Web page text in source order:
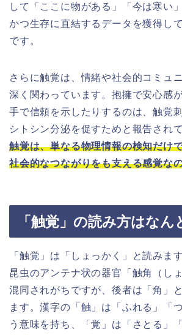
して「ここに物がある」「今は寒い
かつ生存に直結するデータを獲得し
です。
さらに触覚は、情緒や社会的コミュ
深く関わっています。抱擁で安心感
手で信頼を示したりするのは、触覚
シトシン分泌を促すためと報告され
触覚は、単なる物理情報の検知だけ
社会的なつながりをも支える感覚な
「触覚」の読み方はなん
「触覚」は「しょっかく」と読みま
昆虫のアンテナ状の器官「触角（し
混同されがちですが、後者は「角」
ます。漢字の「触」は「ふれる」「
う意味を持ち、「覚」は「さとる」